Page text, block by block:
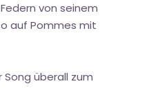
von seinem
auf Pommes mit
Song überall zum